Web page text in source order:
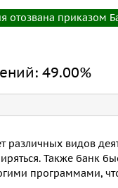
отозвана приказом
49.00%
видов
Также банк
программами,